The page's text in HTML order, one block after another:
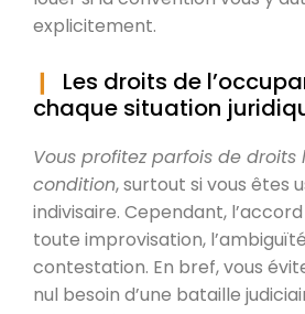
explicitement.
Les droits de
chaque situation
Vous profitez parfois de droits
condition, surtout si vous êtes
indivisaire. Cependant,
toute improvisation,
contestation. En bref, vous
nul besoin d’une bataille